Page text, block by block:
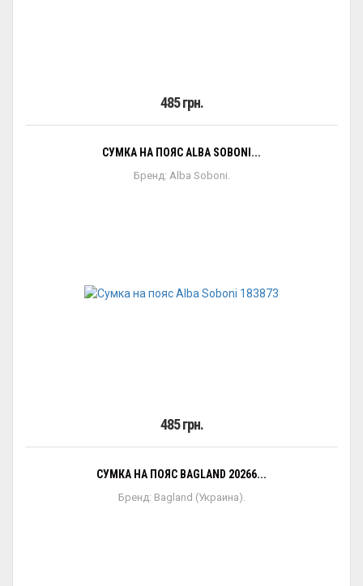
485 грн.
СУМКА НА ПОЯС ALBA SOBONI...
Бренд: Alba Soboni.
485 грн.
СУМКА НА ПОЯС BAGLAND 20266...
Бренд: Bagland (Украина).